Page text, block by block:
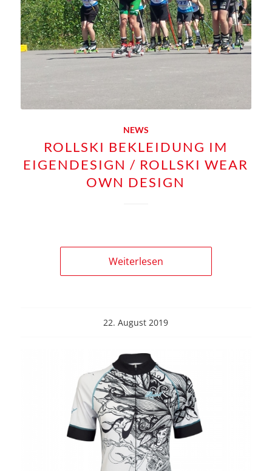
NEWS
ROLLSKI BEKLEIDUNG IM
EIGENDESIGN / ROLLSKI WEAR
OWN DESIGN
Weiterlesen
22. August 2019